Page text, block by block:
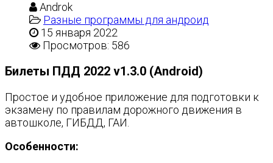
Androk
Разные программы для андроид
15 января 2022
Просмотров: 586
Билеты ПДД 2022 v1.3.0 (Android)
Простое и удобное приложение для подготовки к
экзамену по правилам дорожного движения в
автошколе, ГИБДД, ГАИ.
Особенности: